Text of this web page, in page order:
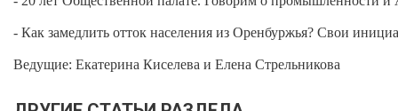
- Как замедлить отток населения из Оренбуржья? Свои
Ведущие: Екатерина Киселева и Елена Стрельникова